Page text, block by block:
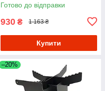
Готово до відправки
930 ₴ 1 163 ₴
Купити
–20%